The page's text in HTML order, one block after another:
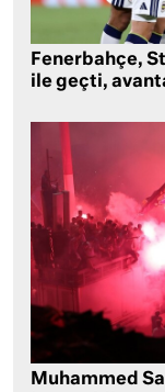
Fenerbahçe,
ile geçti,
Muhammed